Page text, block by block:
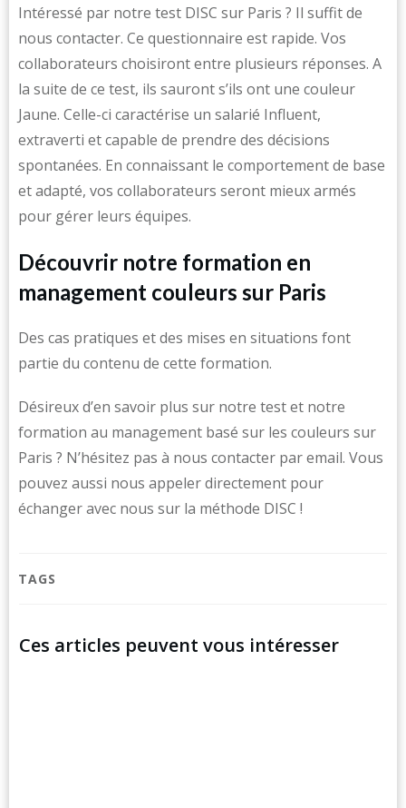
Intéressé par notre test DISC sur Paris ? Il suffit de
nous contacter. Ce questionnaire est rapide. Vos
collaborateurs choisiront entre plusieurs réponses. A
la suite de ce test, ils sauront s’ils ont une couleur
Jaune. Celle-ci caractérise un salarié Influent,
extraverti et capable de prendre des décisions
spontanées. En connaissant le comportement de base
et adapté, vos collaborateurs seront mieux armés
pour gérer leurs équipes.
Découvrir notre formation en
management couleurs sur Paris
Des cas pratiques et des mises en situations font
partie du contenu de cette formation.
Désireux d’en savoir plus sur notre test et notre
formation au management basé sur les couleurs sur
Paris ? N’hésitez pas à nous contacter par email. Vous
pouvez aussi nous appeler directement pour
échanger avec nous sur la méthode DISC !
TAGS
Ces articles peuvent vous intéresser